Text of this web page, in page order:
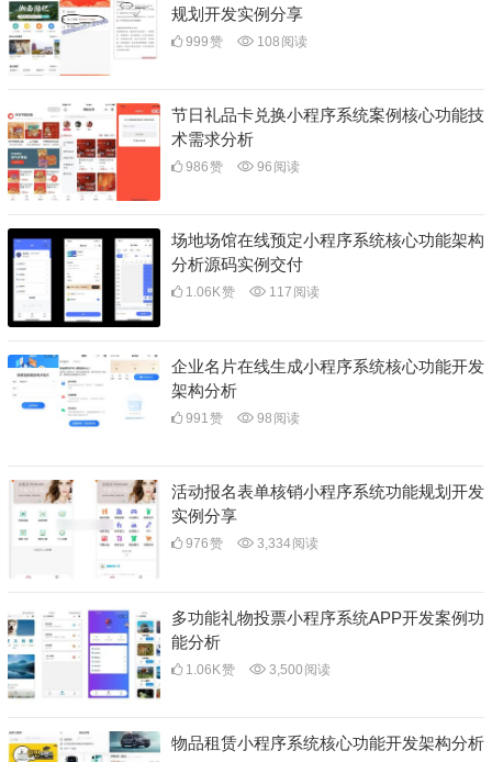
规划开发实例分享
999赞 108 阅读
节日礼品卡兑换小程序系统案例核心功能技
术需求分析
986赞 96 阅读
场地场馆在线预定小程序系统核心功能架构
分析源码实例交付
1.06K赞 117 阅读
企业名片在线生成小程序系统核心功能开发
架构分析
991赞 98 阅读
活动报名表单核销小程序系统功能规划开发
实例分享
976赞 3,334阅读
多功能礼物投票小程序系统APP开发案例功
能分析
1.06K赞 3,500 阅读
物品租赁小程序系统核心功能开发架构分析